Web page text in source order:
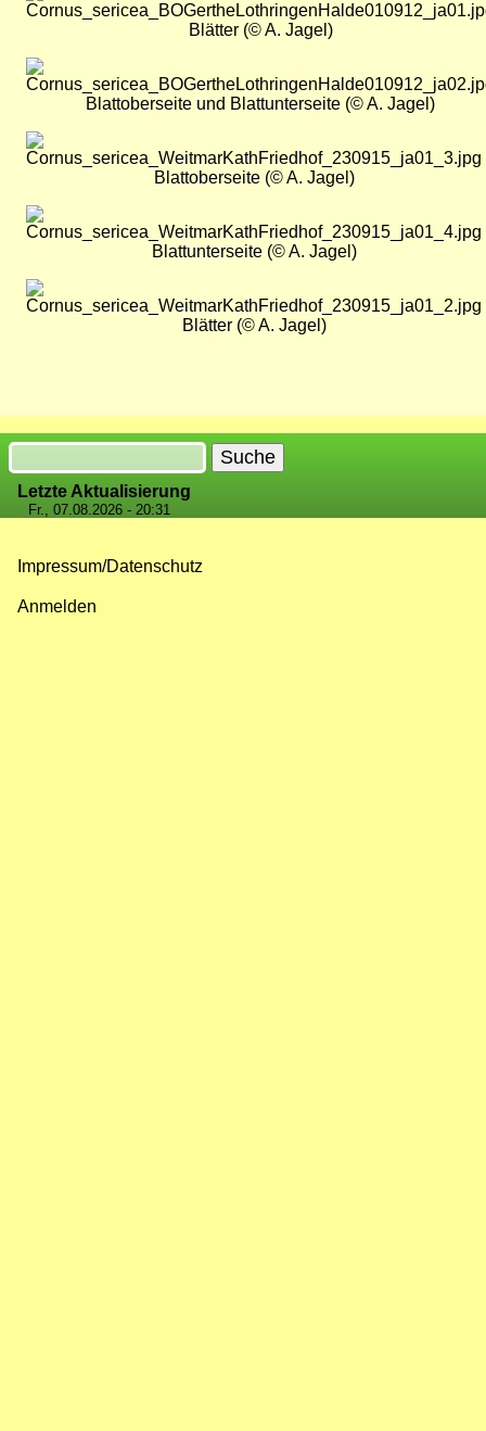
Blätter (© A. Jagel)
Bild
Blattoberseite und Blattunterseite (© A. Jagel)
Bild
Blattoberseite (© A. Jagel)
Bild
Blattunterseite (© A. Jagel)
Bild
Blätter (© A. Jagel)
Suche
Letzte Aktualisierung
Fr., 07.08.2026 - 20:31
Impressum/Datenschutz
Anmelden